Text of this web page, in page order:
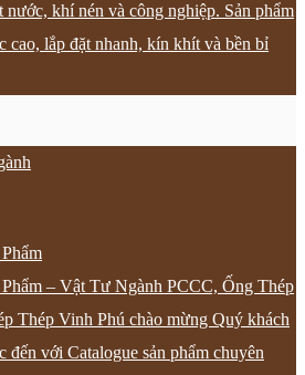
nước, khí nén và công nghiệp. Sản phẩm
cao, lắp đặt nhanh, kín khít và bền bỉ
Phẩm – Vật Tư Ngành PCCC, Ống Thép
Thép Vinh Phú chào mừng Quý khách
đến với Catalogue sản phẩm chuyên